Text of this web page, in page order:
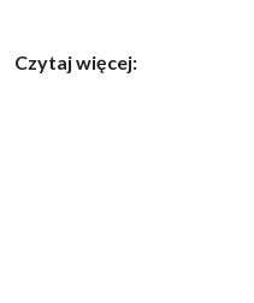
Czytaj więcej: